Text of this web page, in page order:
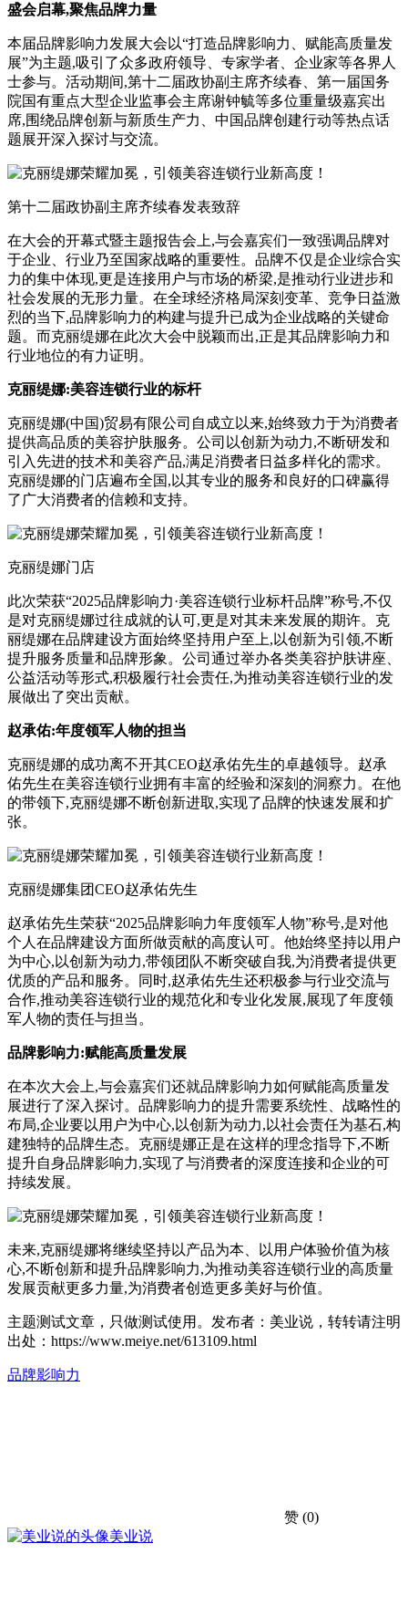
盛会启幕,聚焦品牌力量
本届品牌影响力发展大会以“打造品牌影响力、赋能高质量发
展”为主题,吸引了众多政府领导、专家学者、企业家等各界人
士参与。活动期间,第十二届政协副主席齐续春、第一届国务
院国有重点大型企业监事会主席谢钟毓等多位重量级嘉宾出
席,围绕品牌创新与新质生产力、中国品牌创建行动等热点话
题展开深入探讨与交流。
第十二届政协副主席齐续春发表致辞
在大会的开幕式暨主题报告会上,与会嘉宾们一致强调品牌对
于企业、行业乃至国家战略的重要性。品牌不仅是企业综合实
力的集中体现,更是连接用户与市场的桥梁,是推动行业进步和
社会发展的无形力量。在全球经济格局深刻变革、竞争日益激
烈的当下,品牌影响力的构建与提升已成为企业战略的关键命
题。而克丽缇娜在此次大会中脱颖而出,正是其品牌影响力和
行业地位的有力证明。
克丽缇娜:美容连锁行业的标杆
克丽缇娜(中国)贸易有限公司自成立以来,始终致力于为消费者
提供高品质的美容护肤服务。公司以创新为动力,不断研发和
引入先进的技术和美容产品,满足消费者日益多样化的需求。
克丽缇娜的门店遍布全国,以其专业的服务和良好的口碑赢得
了广大消费者的信赖和支持。
克丽缇娜门店
此次荣获“2025品牌影响力·美容连锁行业标杆品牌”称号,不仅
是对克丽缇娜过往成就的认可,更是对其未来发展的期许。克
丽缇娜在品牌建设方面始终坚持用户至上,以创新为引领,不断
提升服务质量和品牌形象。公司通过举办各类美容护肤讲座、
公益活动等形式,积极履行社会责任,为推动美容连锁行业的发
展做出了突出贡献。
赵承佑:年度领军人物的担当
克丽缇娜的成功离不开其CEO赵承佑先生的卓越领导。赵承
佑先生在美容连锁行业拥有丰富的经验和深刻的洞察力。在他
的带领下,克丽缇娜不断创新进取,实现了品牌的快速发展和扩
张。
克丽缇娜集团CEO赵承佑先生
赵承佑先生荣获“2025品牌影响力年度领军人物”称号,是对他
个人在品牌建设方面所做贡献的高度认可。他始终坚持以用户
为中心,以创新为动力,带领团队不断突破自我,为消费者提供更
优质的产品和服务。同时,赵承佑先生还积极参与行业交流与
合作,推动美容连锁行业的规范化和专业化发展,展现了年度领
军人物的责任与担当。
品牌影响力:赋能高质量发展
在本次大会上,与会嘉宾们还就品牌影响力如何赋能高质量发
展进行了深入探讨。品牌影响力的提升需要系统性、战略性的
布局,企业要以用户为中心,以创新为动力,以社会责任为基石,构
建独特的品牌生态。克丽缇娜正是在这样的理念指导下,不断
提升自身品牌影响力,实现了与消费者的深度连接和企业的可
持续发展。
未来,克丽缇娜将继续坚持以产品为本、以用户体验价值为核
心,不断创新和提升品牌影响力,为推动美容连锁行业的高质量
发展贡献更多力量,为消费者创造更多美好与价值。
主题测试文章，只做测试使用。发布者：美业说，转转请注明
出处： https://www.meiye.net/613109.html
品牌影响力
赞 (0)
美业说